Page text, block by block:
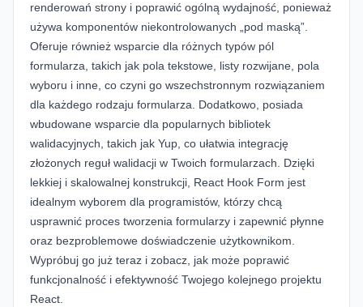
renderowań strony i poprawić ogólną wydajność, ponieważ
używa komponentów niekontrolowanych „pod maską”.
Oferuje również wsparcie dla różnych typów pól
formularza, takich jak pola tekstowe, listy rozwijane, pola
wyboru i inne, co czyni go wszechstronnym rozwiązaniem
dla każdego rodzaju formularza. Dodatkowo, posiada
wbudowane wsparcie dla popularnych bibliotek
walidacyjnych, takich jak Yup, co ułatwia integrację
złożonych reguł walidacji w Twoich formularzach. Dzięki
lekkiej i skalowalnej konstrukcji, React Hook Form jest
idealnym wyborem dla programistów, którzy chcą
usprawnić proces tworzenia formularzy i zapewnić płynne
oraz bezproblemowe doświadczenie użytkownikom.
Wypróbuj go już teraz i zobacz, jak może poprawić
funkcjonalność i efektywność Twojego kolejnego projektu
React.